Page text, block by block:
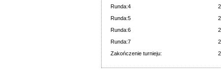
Runda:4
Runda:5
Runda:6
Runda:7
Zakończenie turnieju: